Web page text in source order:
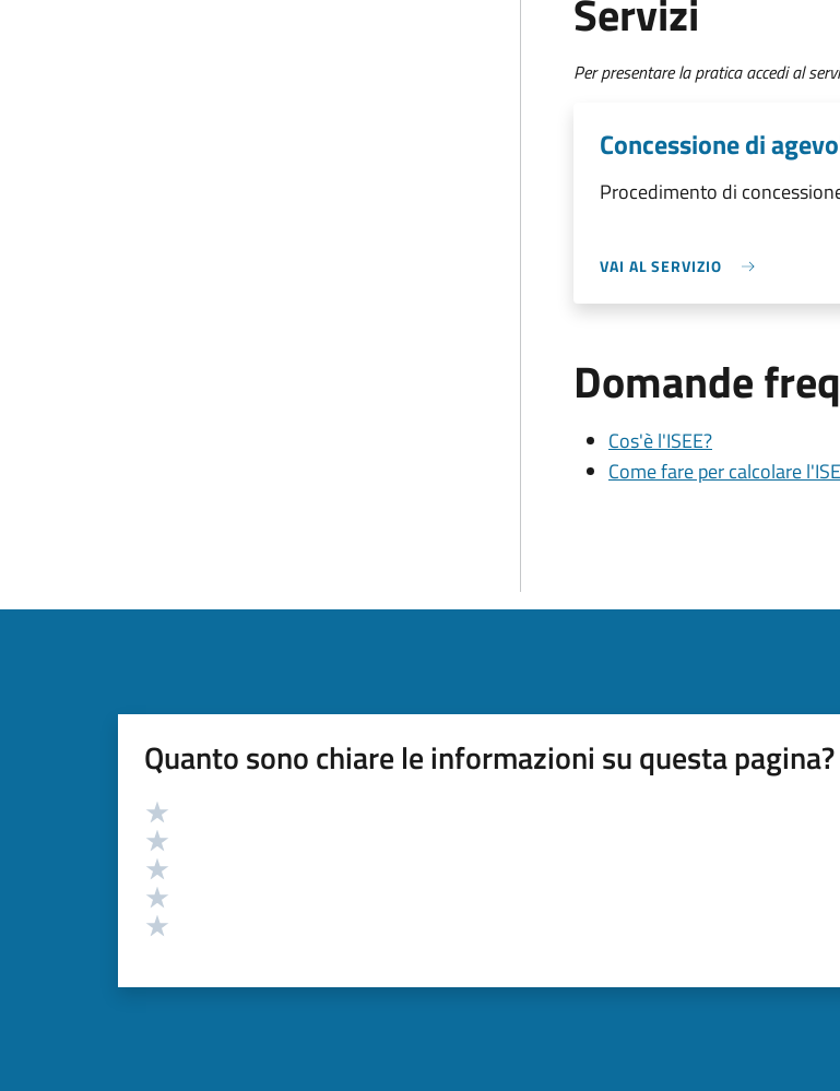
Servizi
Per presentare la pratica accedi al
Concessione di
Procedimento di
VAI AL SERVIZIO
Domande
Cos'è l'ISEE?
Come fare per calcolare
Quanto sono chiare le informazioni su questa pagina?
Valutazione